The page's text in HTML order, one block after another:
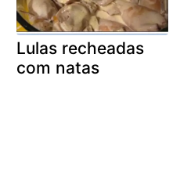
Lulas recheadas
com natas